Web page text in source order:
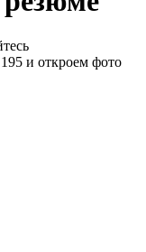
и откроем фото